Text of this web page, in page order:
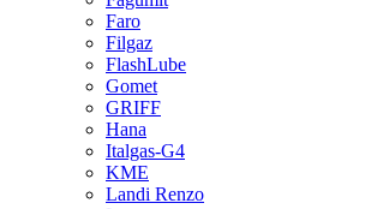
Faro
Filgaz
FlashLube
Gomet
GRIFF
Hana
Italgas-G4
KME
Landi Renzo